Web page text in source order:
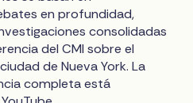
en profundidad,
consolidadas
del CMI sobre el
de Nueva York. La
completa está